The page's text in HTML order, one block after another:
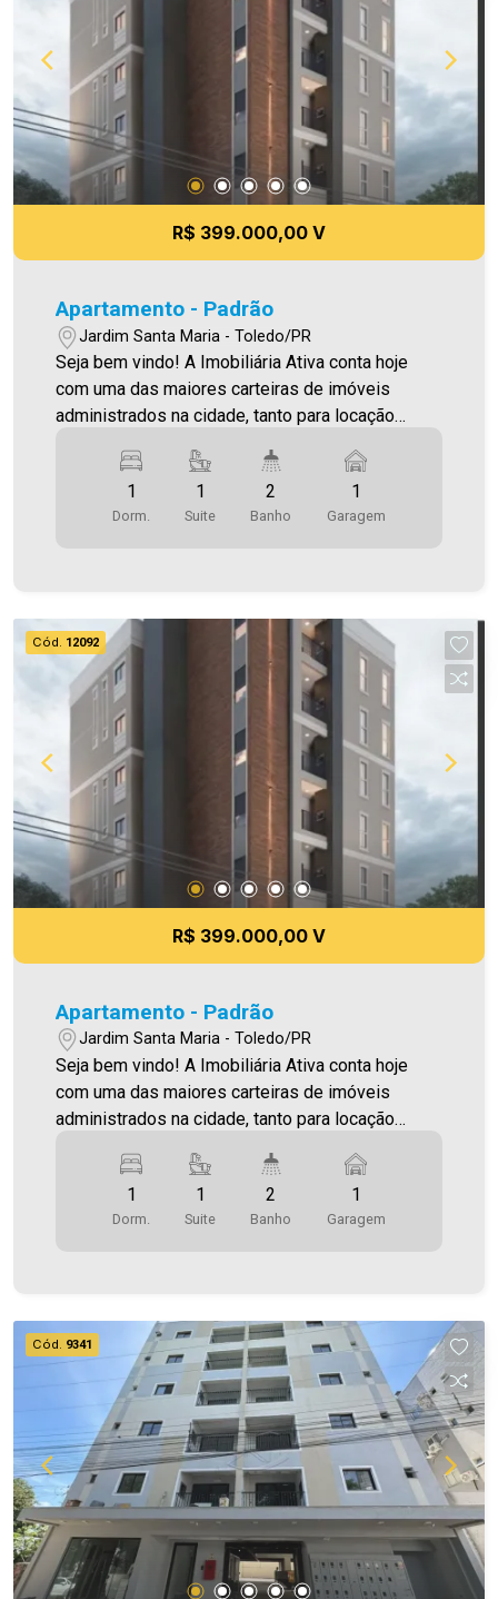
É AGORA! Imobiliária Ativa, sinta-se em casa!
R$ 399.000,00 V
Apartamento - Padrão
Jardim Santa Maria - Toledo/PR
Seja bem vindo! A Imobiliária Ativa conta hoje
com uma das maiores carteiras de imóveis
administrados na cidade, tanto para locação
opções! Apartamento Localizado no Jardim
Santa Maria. O Imóvel conta com: - Sala de Estar -
Cozinha - 01 Quarto - 01 Suíte - 02 WCS (suíte e
para ar condicionado * Áreas comuns mobiliadas
Área privativa 70,13m² Aproveite essa
oportunidade! A hora de encontrar o seu novo lar
É AGORA! Imobiliária Ativa, sinta-se em casa!
1
Dorm.
1
Suite
2
Banho
1
Garagem
Cód. 12092
R$ 399.000,00 V
Apartamento - Padrão
Jardim Santa Maria - Toledo/PR
Seja bem vindo! A Imobiliária Ativa conta hoje
com uma das maiores carteiras de imóveis
administrados na cidade, tanto para locação
opções! Apartamento Localizado no Jardim
Santa Maria. O Imóvel conta com: - Sala de Estar -
Cozinha - 01 Quarto - 01 Suíte - 02 WCS (suíte e
para ar condicionado * Áreas comuns mobiliadas
Área privativa 73,80m² Aproveite essa
oportunidade! A hora de encontrar o seu novo lar
É AGORA! Imobiliária Ativa, sinta-se em casa!
1
Dorm.
1
Suite
2
Banho
1
Garagem
Cód. 9341